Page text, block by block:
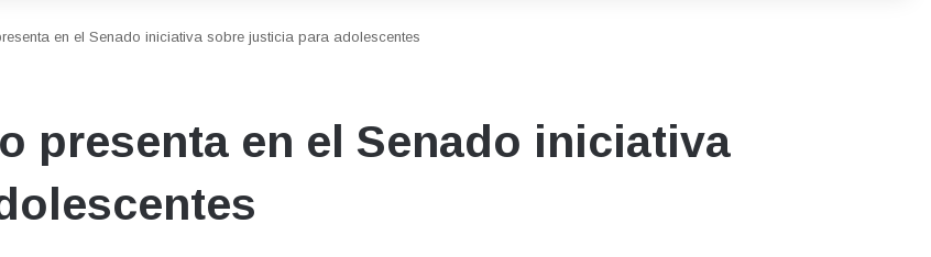
en el Senado iniciativa sobre justicia para adolescentes
presenta en el Senado iniciativa